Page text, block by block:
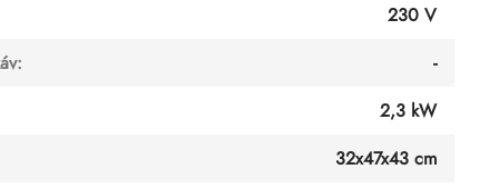
230 V
:
-
2,3 kW
32x47x43 cm